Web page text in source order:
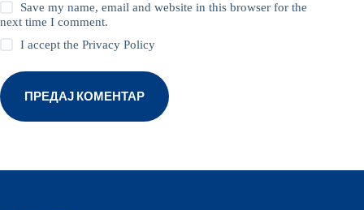
Save my name, email and website in this browser for the
next time I comment.
I accept thePrivacy Policy
ПРЕДАЈ КОМЕНТАР